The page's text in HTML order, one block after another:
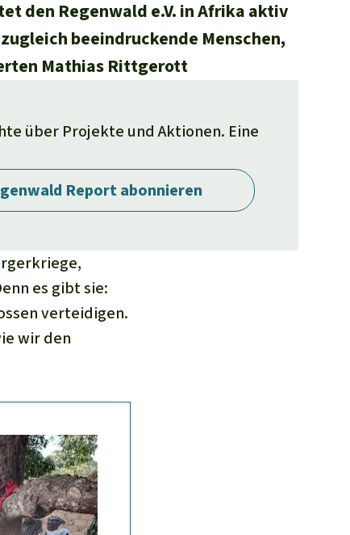
den Regenwald e.V. in Afrika aktiv
beeindruckende Menschen,
Mathias Rittgerott
über Projekte und Aktionen. Eine
Report abonnieren
es gibt sie:
verteidigen.
wir den